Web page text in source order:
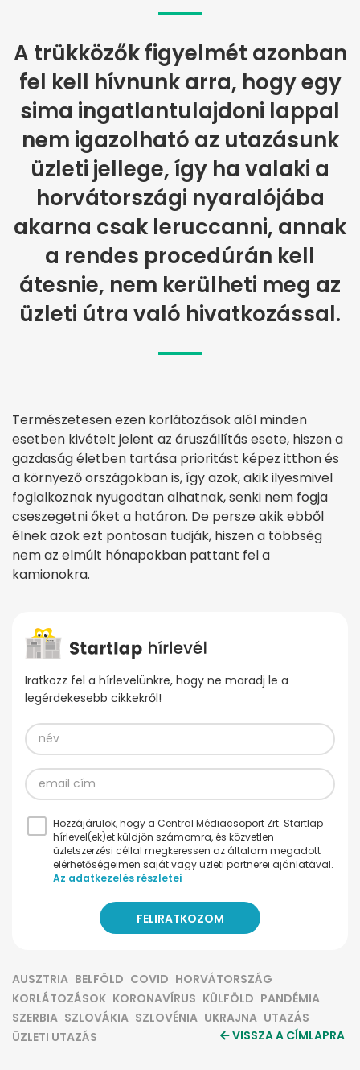
A trükközők figyelmét azonban
fel kell hívnunk arra, hogy egy
sima ingatlantulajdoni lappal
nem igazolható az utazásunk
üzleti jellege, így ha valaki a
horvátországi nyaralójába
akarna csak leruccanni, annak
a rendes procedúrán kell
átesnie, nem kerülheti meg az
üzleti útra való hivatkozással.
Természetesen ezen korlátozások alól minden
esetben kivételt jelent az áruszállítás esete, hiszen a
gazdaság életben tartása prioritást képez itthon és
a környező országokban is, így azok, akik ilyesmivel
foglalkoznak nyugodtan alhatnak, senki nem fogja
cseszegetni őket a határon. De persze akik ebből
élnek azok ezt pontosan tudják, hiszen a többség
nem az elmúlt hónapokban pattant fel a
kamionokra.
Iratkozz fel a hírlevelünkre, hogy ne maradj le a
legérdekesebb cikkekről!
Hozzájárulok, hogy a Central Médiacsoport Zrt. Startlap
hírlevel(ek)et küldjön számomra, és közvetlen
üzletszerzési céllal megkeressen az általam megadott
elérhetőségeimen saját vagy üzleti partnerei ajánlatával.
Az adatkezelés részletei
AUSZTRIA BELFÖLD COVID HORVÁTORSZÁG
KORLÁTOZÁSOK KORONAVÍRUS KÜLFÖLD PANDÉMIA
SZERBIA SZLOVÁKIA SZLOVÉNIA UKRAJNA UTAZÁS
ÜZLETI UTAZÁS
VISSZA A CÍMLAPRA